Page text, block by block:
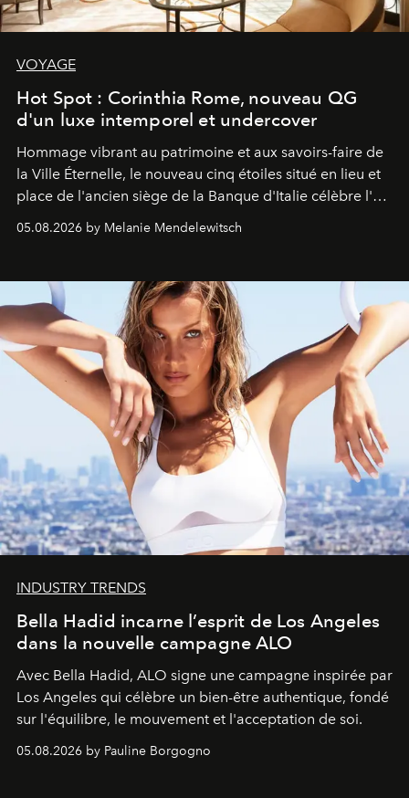
VOYAGE
Hot Spot : Corinthia Rome, nouveau QG
d'un luxe intemporel et undercover
Hommage vibrant au patrimoine et aux savoirs-faire de
la Ville Éternelle, le nouveau cinq étoiles situé en lieu et
place de l'ancien siège de la Banque d'Italie célèbre l'art
de vivre Romain dans toute son élégance intemporelle.
05.08.2026 by Melanie Mendelewitsch
INDUSTRY TRENDS
Bella Hadid incarne l’esprit de Los Angeles
dans la nouvelle campagne ALO
Avec Bella Hadid, ALO signe une campagne inspirée par
Los Angeles qui célèbre un bien-être authentique, fondé
sur l'équilibre, le mouvement et l'acceptation de soi.
05.08.2026 by Pauline Borgogno